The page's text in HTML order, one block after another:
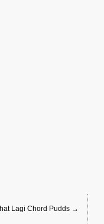
Lagi Chord Pudds →